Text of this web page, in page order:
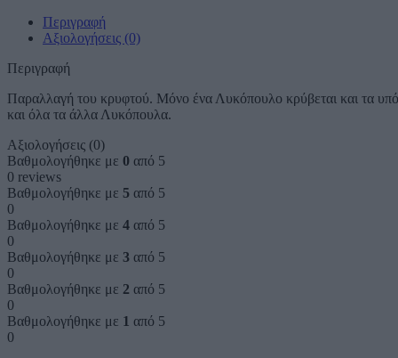
Περιγραφή
Αξιολογήσεις (0)
Περιγραφή
Παραλλαγή του κρυφτού. Μόνο ένα Λυκόπουλο κρύβεται και τα
και όλα τα άλλα Λυκόπουλα.
Αξιολογήσεις (0)
Βαθμολογήθηκε με 0 από 5
0 reviews
Βαθμολογήθηκε με 5 από 5
0
Βαθμολογήθηκε με 4 από 5
0
Βαθμολογήθηκε με 3 από 5
0
Βαθμολογήθηκε με 2 από 5
0
Βαθμολογήθηκε με 1 από 5
0